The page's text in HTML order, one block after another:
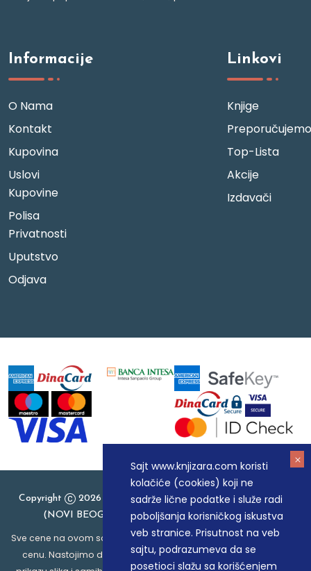
Sajt www.knjizara.com koristi
kolačiće (cookies) koji ne
sadrže lične podatke i služe radi
poboljšanja korisničkog iskustva
veb stranice. Prisutnost na veb
sajtu, podrazumeva da se
posetioci slažu sa korišćenjem
Informacije
O Nama
Kontakt
Kupovina
Uslovi
Kupovine
Polisa
Privatnosti
Uputstvo
Odjava
Linkovi
Knjige
Preporučujemo
Top-Lista
Akcije
Izdavači
Copyright
2026 Knjizara.com - MAKART DOO BEOGRAD
(NOVI BEOGRAD), PIB: 105184104, MB: 20337524
Sve cene na ovom sajtu iskazane su u dinarima. PDV je uračunat u
cenu. Nastojimo da budemo što precizniji u opisu proizvoda,